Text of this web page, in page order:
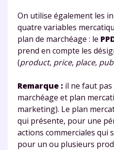
On utilise également les
quatre variables
plan de marchéage : le
prend en compte les
(product, price, place,
Remarque : il ne faut
marchéage et plan
marketing). Le plan
qui présente, pour une
actions commerciales qui
pour un ou plusieurs